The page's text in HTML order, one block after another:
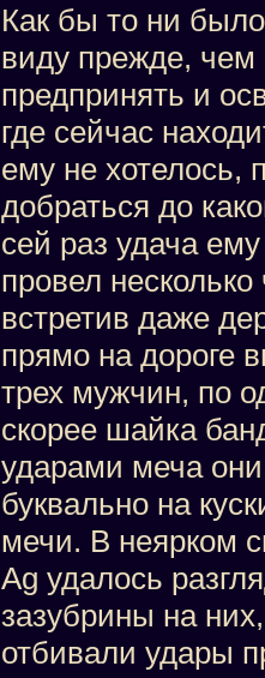
Как бы то ни
виду прежде, чем
предпринять и
где сейчас
ему не хотелось,
добраться до
сей раз удача
провел несколько
встретив даже
прямо на дороге
трех мужчин, по
скорее шайка
ударами меча
буквально на
мечи. В неярком
Ag удалось
зазубрины на
отбивали удары